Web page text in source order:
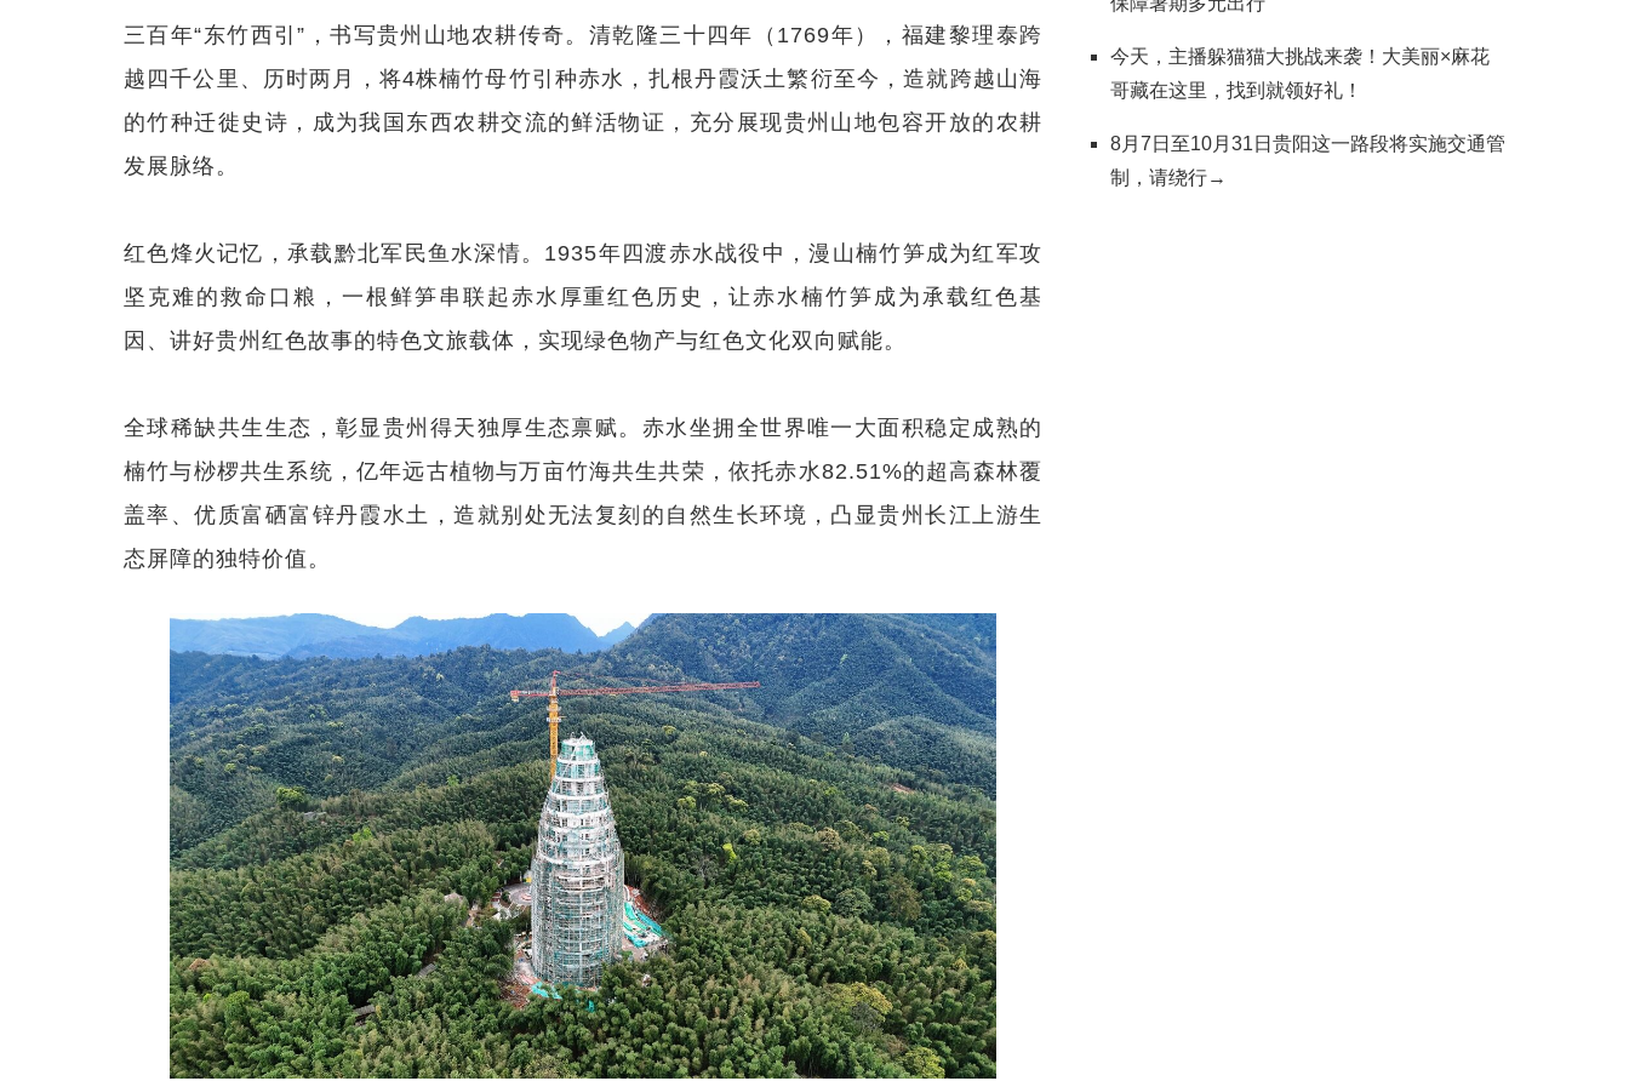
三百年“东竹西引”，书写贵州山地农耕传奇。清乾隆三十四年（1769年），福建黎理泰跨
越四千公里、历时两月，将4株楠竹母竹引种赤水，扎根丹霞沃土繁衍至今，造就跨越山海
的竹种迁徙史诗，成为我国东西农耕交流的鲜活物证，充分展现贵州山地包容开放的农耕
发展脉络。
红色烽火记忆，承载黔北军民鱼水深情。1935年四渡赤水战役中，漫山楠竹笋成为红军攻
坚克难的救命口粮，一根鲜笋串联起赤水厚重红色历史，让赤水楠竹笋成为承载红色基
因、讲好贵州红色故事的特色文旅载体，实现绿色物产与红色文化双向赋能。
全球稀缺共生生态，彰显贵州得天独厚生态禀赋。赤水坐拥全世界唯一大面积稳定成熟的
楠竹与桫椤共生系统，亿年远古植物与万亩竹海共生共荣，依托赤水82.51%的超高森林覆
盖率、优质富硒富锌丹霞水土，造就别处无法复刻的自然生长环境，凸显贵州长江上游生
态屏障的独特价值。
今天，主播躲猫猫大挑战来袭！大美丽×麻花
哥藏在这里，找到就领好礼！
8月7日至10月31日贵阳这一路段将实施交通管
制，请绕行→